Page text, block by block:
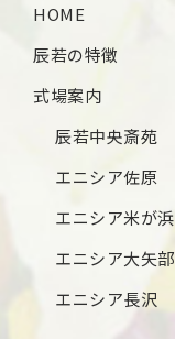
2024年4月
2024年3月
HOME
辰若の特徴
式場案内
辰若中央斎苑
エニシア佐原
エニシア米が浜
エニシア大矢部
エニシア長沢